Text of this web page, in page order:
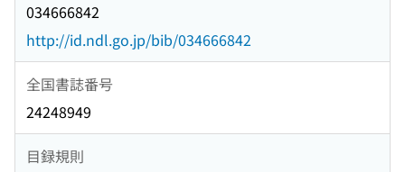
034666842
http://id.ndl.go.jp/bib/034666842
全国書誌番号
24248949
目録規則